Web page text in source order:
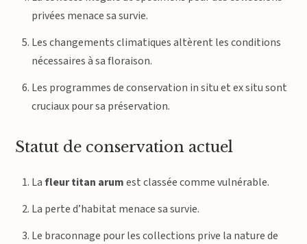
privées menace sa survie.
Les changements climatiques altèrent les conditions
nécessaires à sa floraison.
Les programmes de conservation in situ et ex situ sont
cruciaux pour sa préservation.
Statut de conservation actuel
Lafleur titan arumest classée comme vulnérable.
La perte d’habitat menace sa survie.
Le braconnage pour les collections prive la nature de